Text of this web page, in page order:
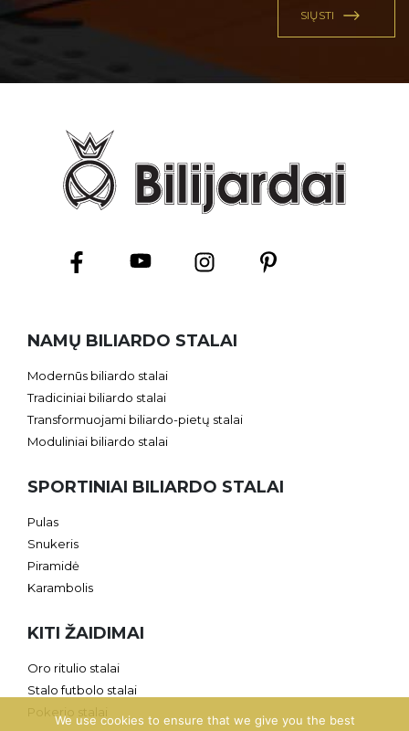
NAMŲ BILIARDO STALAI
Modernūs biliardo stalai
Tradiciniai biliardo stalai
Transformuojami biliardo-pietų stalai
Moduliniai biliardo stalai
SPORTINIAI BILIARDO STALAI
Pulas
Snukeris
Piramidė
Karambolis
KITI ŽAIDIMAI
Oro ritulio stalai
Stalo futbolo stalai
Pokerio stalai
We use cookies to ensure that we give you the best